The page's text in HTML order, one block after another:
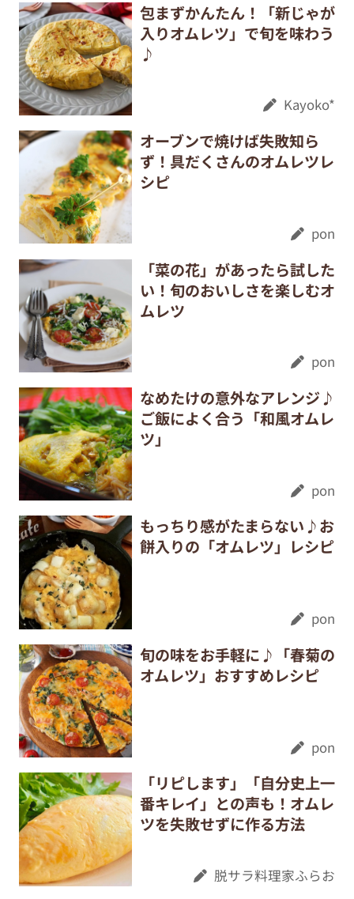
包まずかんたん！「新じゃが
入りオムレツ」で旬を味わう
♪
Kayoko*
オーブンで焼けば失敗知ら
ず！具だくさんのオムレツレ
シピ
pon
「菜の花」があったら試した
い！旬のおいしさを楽しむオ
ムレツ
pon
なめたけの意外なアレンジ♪
ご飯によく合う「和風オムレ
ツ」
pon
もっちり感がたまらない♪お
餅入りの「オムレツ」レシピ
pon
旬の味をお手軽に♪「春菊の
オムレツ」おすすめレシピ
pon
「リピします」「自分史上一
番キレイ」との声も！オムレ
ツを失敗せずに作る方法
脱サラ料理家ふらお